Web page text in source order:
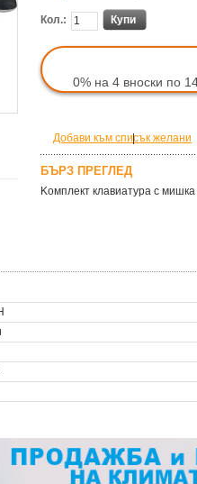
Кол.: Купи
0% на 4 вноски по
Добави към списък желани
|
БЪРЗ ПРЕГЛЕД
Kомплект клавиатура с